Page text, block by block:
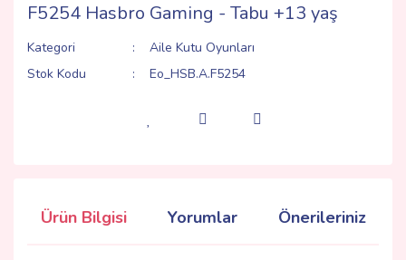
F5254 Hasbro Gaming - Tabu +13 yaş
Kategori
Aile Kutu Oyunları
Stok Kodu
Eo_HSB.A.F5254
Ürün Bilgisi Yorumlar Önerileriniz